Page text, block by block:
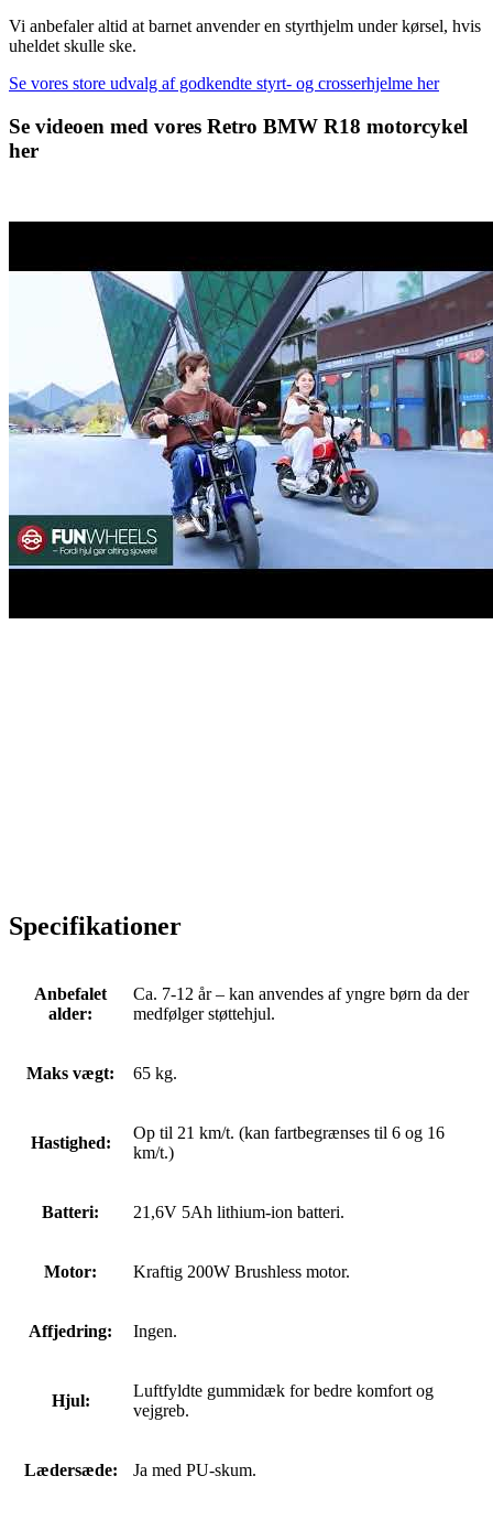
Vi anbefaler altid at barnet anvender en styrthjelm under kørsel, hvis
uheldet skulle ske.
Se vores store udvalg af godkendte styrt- og crosserhjelme her
Se videoen med vores Retro BMW R18 motorcykel
her
Specifikationer
Anbefalet
alder:
Ca. 7-12 år – kan anvendes af yngre børn da der
medfølger støttehjul.
Maks vægt: 65 kg.
Hastighed:
Op til 21 km/t. (kan fartbegrænses til 6 og 16
km/t.)
Batteri: 21,6V 5Ah lithium-ion batteri.
Motor: Kraftig 200W Brushless motor.
Affjedring: Ingen.
Hjul:
Luftfyldte gummidæk for bedre komfort og
vejgreb.
Lædersæde: Ja med PU-skum.